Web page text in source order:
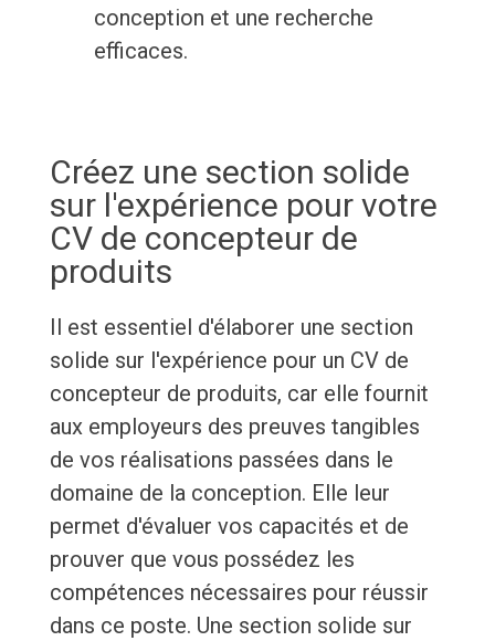
conception et une recherche
efficaces.
Créez une section solide
sur l'expérience pour votre
CV de concepteur de
produits
Il est essentiel d'élaborer une section
solide sur l'expérience pour un CV de
concepteur de produits, car elle fournit
aux employeurs des preuves tangibles
de vos réalisations passées dans le
domaine de la conception. Elle leur
permet d'évaluer vos capacités et de
prouver que vous possédez les
compétences nécessaires pour réussir
dans ce poste. Une section solide sur